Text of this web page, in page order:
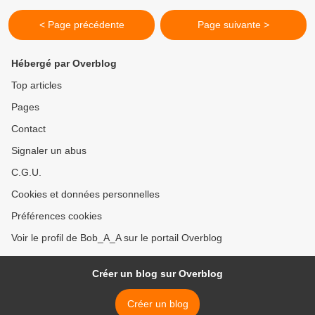
< Page précédente Page suivante >
Hébergé par Overblog
Top articles
Pages
Contact
Signaler un abus
C.G.U.
Cookies et données personnelles
Préférences cookies
Voir le profil de Bob_A_A sur le portail Overblog
Créer un blog sur Overblog
Créer un blog